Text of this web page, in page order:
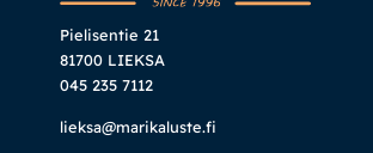
Pielisentie 21
81700 LIEKSA
045 235 7112
lieksa@marikaluste.fi